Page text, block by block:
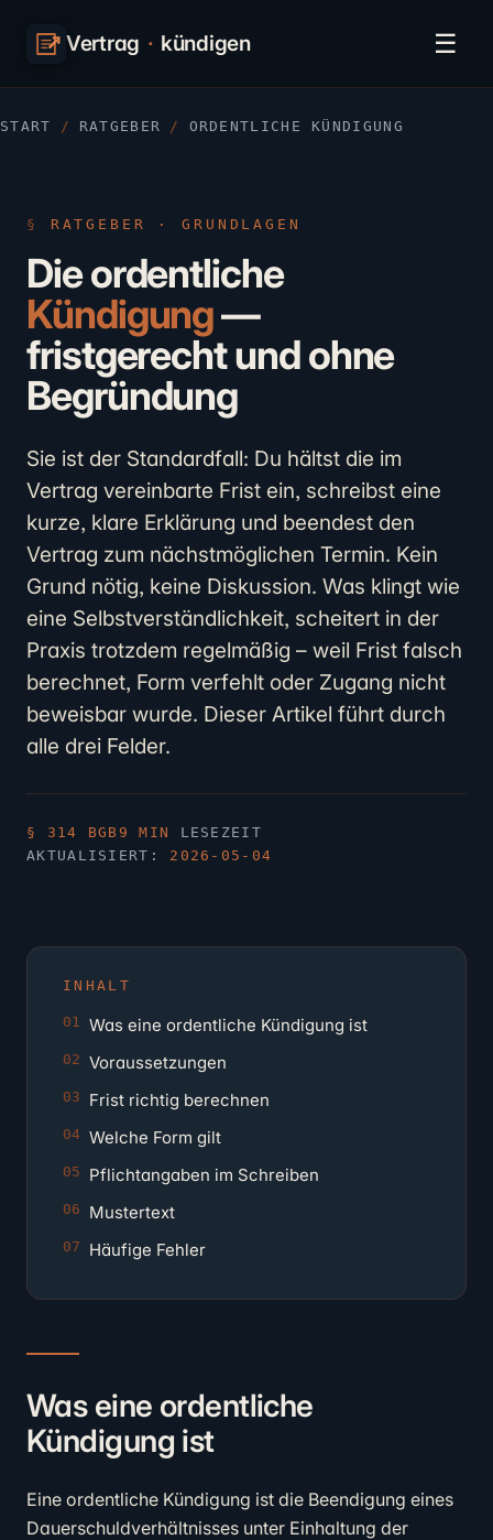
Vertrag · kündigen ☰
START / RATGEBER / ORDENTLICHE KÜNDIGUNG
RATGEBER · GRUNDLAGEN
Die ordentliche
Kündigung—
fristgerecht und ohne
Begründung
Sie ist der Standardfall: Du hältst die im
Vertrag vereinbarte Frist ein, schreibst eine
kurze, klare Erklärung und beendest den
Vertrag zum nächstmöglichen Termin. Kein
Grund nötig, keine Diskussion. Was klingt wie
eine Selbstverständlichkeit, scheitert in der
Praxis trotzdem regelmäßig – weil Frist falsch
berechnet, Form verfehlt oder Zugang nicht
beweisbar wurde. Dieser Artikel führt durch
alle drei Felder.
§ 314 BGB 9 MIN
LESEZEIT
AKTUALISIERT: 2026-05-04
INHALT
Was eine ordentliche Kündigung ist
Voraussetzungen
Frist richtig berechnen
Welche Form gilt
Pflichtangaben im Schreiben
Mustertext
Häufige Fehler
Was eine ordentliche
Kündigung ist
Eine ordentliche Kündigung ist die Beendigung eines
Dauerschuldverhältnisses unter Einhaltung der